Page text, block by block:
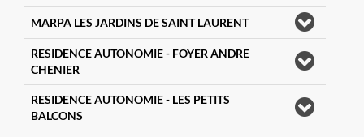
MARPA LES JARDINS DE SAINT LAURENT
RESIDENCE AUTONOMIE - FOYER ANDRE
CHENIER
RESIDENCE AUTONOMIE - LES PETITS
BALCONS